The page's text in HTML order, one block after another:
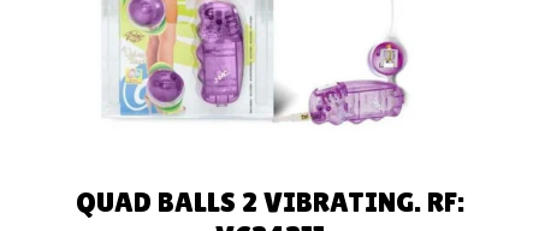
QUAD BALLS 2 VIBRATING. RF: